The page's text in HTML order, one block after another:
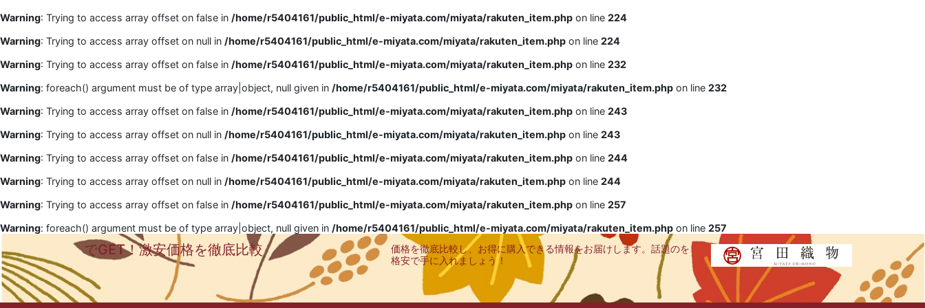
Warning: Trying to access array offset on false in /home/r5404161/public_html/e-miyata.com/miyata/rakuten_item.php on line 224
Warning: Trying to access array offset on null in /home/r5404161/public_html/e-miyata.com/miyata/rakuten_item.php on line 224
Warning: Trying to access array offset on false in /home/r5404161/public_html/e-miyata.com/miyata/rakuten_item.php on line 232
Warning: foreach() argument must be of type array|object, null given in /home/r5404161/public_html/e-miyata.com/miyata/rakuten_item.php on line 232
Warning: Trying to access array offset on false in /home/r5404161/public_html/e-miyata.com/miyata/rakuten_item.php on line 243
Warning: Trying to access array offset on null in /home/r5404161/public_html/e-miyata.com/miyata/rakuten_item.php on line 243
Warning: Trying to access array offset on false in /home/r5404161/public_html/e-miyata.com/miyata/rakuten_item.php on line 244
Warning: Trying to access array offset on null in /home/r5404161/public_html/e-miyata.com/miyata/rakuten_item.php on line 244
Warning: Trying to access array offset on false in /home/r5404161/public_html/e-miyata.com/miyata/rakuten_item.php on line 257
Warning: foreach() argument must be of type array|object, null given in /home/r5404161/public_html/e-miyata.com/miyata/rakuten_item.php on line 257
でGET！激安価格を徹底比較
価格を徹底比較し、お得に購入できる情報をお届けします。話題のを
格安で手に入れましょう！